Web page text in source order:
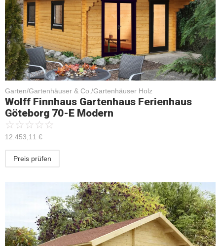
Garten/Gartenhäuser & Co./Gartenhäuser Holz
Wolff Finnhaus Gartenhaus Ferienhaus
Göteborg 70-E Modern
☆☆☆☆☆
12.453,11 €
Preis prüfen